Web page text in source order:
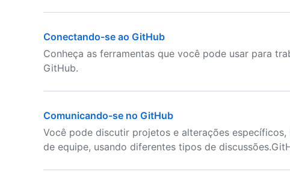
Conectando-se ao GitHub
Conheça as ferramentas que você pode usar para
GitHub.
Comunicando-se no GitHub
Você pode discutir projetos e alterações
de equipe, usando diferentes tipos de